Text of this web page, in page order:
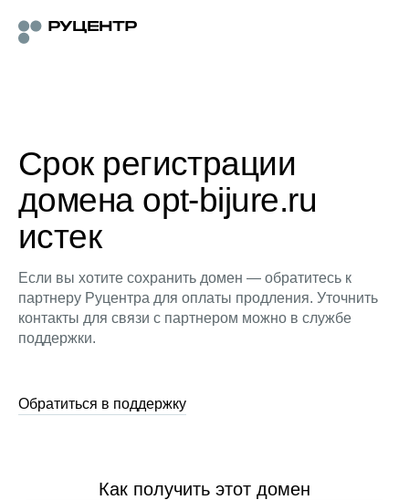
Срок регистрации
домена opt-bijure.ru
истек
Если вы хотите сохранить домен — обратитесь к
партнеру Руцентра для оплаты продления. Уточнить
контакты для связи с партнером можно в службе
поддержки.
Обратиться в поддержку
Как получить этот домен